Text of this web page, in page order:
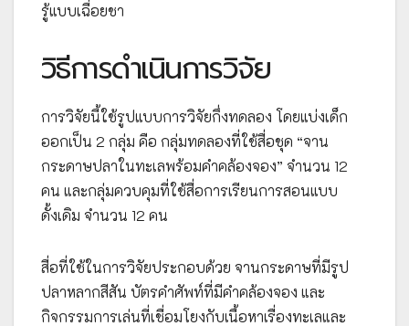
รู้แบบเฉื่อยชา
วิธีการดำเนินการวิจัย
การวิจัยนี้ใช้รูปแบบการวิจัยกึ่งทดลอง โดยแบ่งเด็ก
ออกเป็น 2 กลุ่ม คือ กลุ่มทดลองที่ใช้สื่อชุด “จาน
กระดาษปลาในทะเลพร้อมคำคล้องจอง” จำนวน 12
คน และกลุ่มควบคุมที่ใช้สื่อการเรียนการสอนแบบ
ดั้งเดิม จำนวน 12 คน
สื่อที่ใช้ในการวิจัยประกอบด้วย จานกระดาษที่มีรูป
ปลาหลากสีสัน บัตรคำศัพท์ที่มีคำคล้องจอง และ
กิจกรรมการเล่นที่เชื่อมโยงกับเนื้อหาเรื่องทะเลและ